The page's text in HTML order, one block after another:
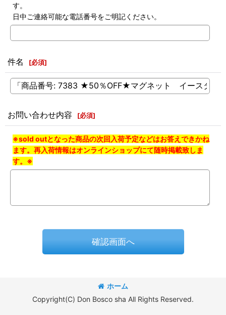
す。
日中ご連絡可能な電話番号をご明記ください。
件名 [必須]
お問い合わせ内容 [必須]
※sold outとなった商品の次回入荷予定などはお答えできかね
ます。再入荷情報はオンラインショップにて随時掲載致しま
す。※
確認画面へ
ホーム
Copyright(C) Don Bosco sha All Rights Reserved.